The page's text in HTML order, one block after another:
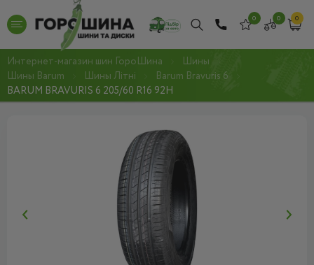
0 0 0
Интернет-магазин шин ГороШина
Шины
Шины Barum
Шины Літні
Barum Bravuris 6
BARUM BRAVURIS 6 205/60 R16 92H